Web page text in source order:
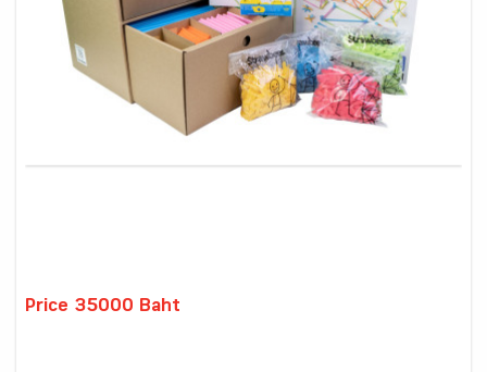
Price 35000 Baht